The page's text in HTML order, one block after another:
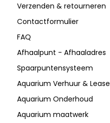
Verzenden & retourneren
Contactformulier
FAQ
Afhaalpunt - Afhaaladres
Spaarpuntensysteem
Aquarium Verhuur & Lease
Aquarium Onderhoud
Aquarium maatwerk